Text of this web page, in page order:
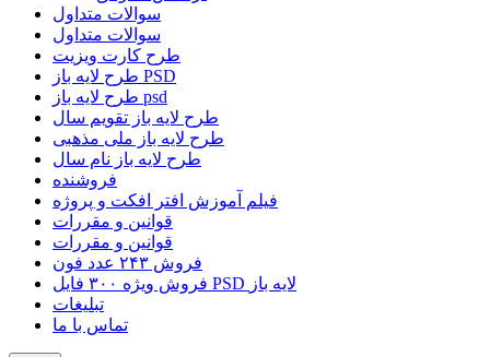
سوالات متداول
سوالات متداول
طرح کارت ویزیت
طرح لایه باز PSD
طرح لایه باز psd
طرح لایه باز تقویم سال
طرح لایه باز ملی مذهبی
طرح لایه باز نام سال
فروشنده
فیلم آموزش افتر افکت و پروژه
قوانین و مقررات
قوانین و مقررات
فروش ۲۴۳ عدد فون
فروش ویژه ۳۰۰ فایل PSD لایه باز
تبلیغات
تماس با ما